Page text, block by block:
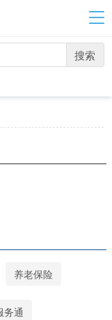
搜索
养老保险
务通